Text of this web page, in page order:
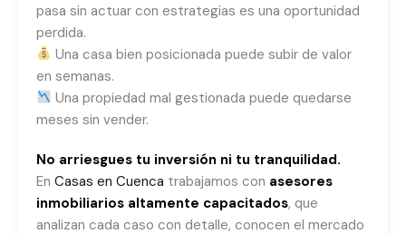
pasa sin actuar con estrategias es una oportunidad
perdida.
Una casa bien posicionada puede subir de valor
en semanas.
Una propiedad mal gestionada puede quedarse
meses sin vender.
No arriesgues tu inversión ni tu tranquilidad.
En Casas en Cuenca trabajamos con asesores
inmobiliarios altamente capacitados, que
analizan cada caso con detalle, conocen el mercado